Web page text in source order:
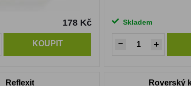
178 Kč
KOUPIT
Skladem
Reflexit Roverský